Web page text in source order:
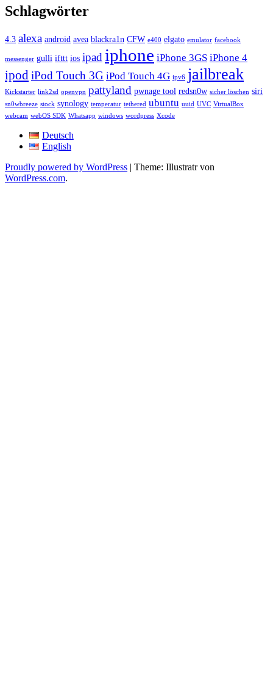
Schlagwörter
4.3 alexa android avea blackra1n CFW e400 elgato emulator facebook
messenger gulli ifttt ios ipad iphone iPhone 3GS iPhone 4
ipodiPod Touch 3G iPod Touch 4G ipv6 jailbreak
Kickstarter link2sd openvpn pattyland pwnage tool redsn0w sicher löschen siri
sn0wbreeze stock synology temperatur tethered ubuntu uuid UVC VirtualBox
webcam webOS SDK Whatsapp windows wordpress Xcode
Deutsch
English
Proudly powered by WordPress | Theme: Illustratr von
WordPress.com.